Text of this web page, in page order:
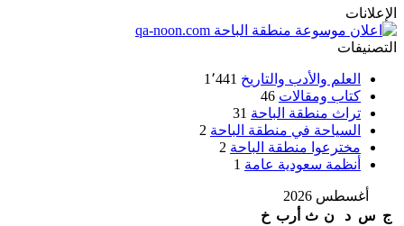
الإعلانات
التصنيفات
العلم والأدب والتاريخ 1٬441
كتاب ومقالات 46
تراث منطقة الباحة 31
السياحة في منطقة الباحة 2
مخترعوا منطقة الباحة 2
أنظمة سعودية عامة 1
أغسطس 2026
ج س د ن ث أرب خ